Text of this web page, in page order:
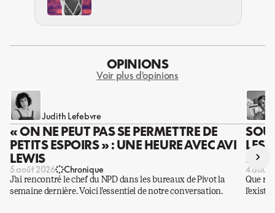
OPINIONS
Voir plus d'opinions
Judith Lefebvre
« ON NE PEUT PAS SE PERMETTRE DE
PETITS ESPOIRS » : UNE HEURE AVEC AVI
LEWIS
5 août 2026 Chronique
J’ai rencontré le chef du NPD dans les bureaux de Pivot la
semaine dernière. Voici l’essentiel de notre conversation.
LES
DES
4 août
Que
›